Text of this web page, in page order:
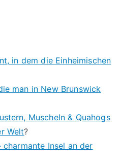
in dem die Einheimischen
man in New Brunswick
Muscheln & Quahogs
Welt?
Insel an der